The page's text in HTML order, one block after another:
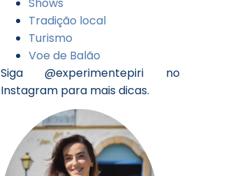
Tradição local
Turismo
Voe de Balão
Siga @experimentepiri no
Instagram para mais dicas.